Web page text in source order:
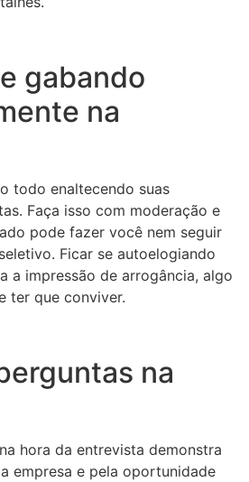
gabando
na
todo enaltecendo suas
Faça isso com moderação e
pode fazer você nem seguir
Ficar se autoelogiando
a impressão de arrogância, algo
ter que conviver.
na
hora da entrevista demonstra
empresa e pela oportunidade